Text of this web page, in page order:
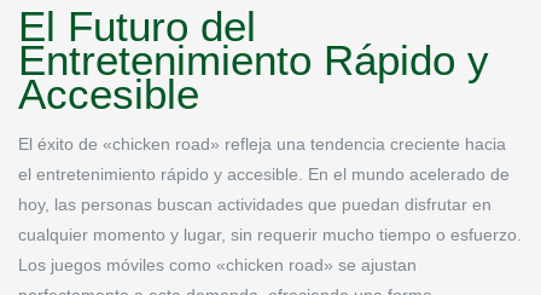
El Futuro del
Entretenimiento Rápido y
Accesible
El éxito de «chicken road» refleja una tendencia creciente hacia
el entretenimiento rápido y accesible. En el mundo acelerado de
hoy, las personas buscan actividades que puedan disfrutar en
cualquier momento y lugar, sin requerir mucho tiempo o esfuerzo.
Los juegos móviles como «chicken road» se ajustan